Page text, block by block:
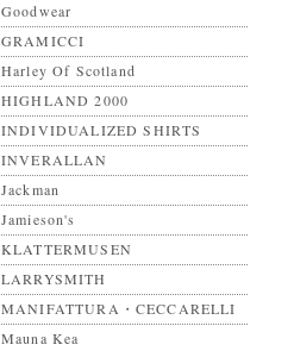
Goodwear
GRAMICCI
Harley Of Scotland
HIGHLAND 2000
INDIVIDUALIZED SHIRTS
INVERALLAN
Jackman
Jamieson's
KLATTERMUSEN
LARRYSMITH
MANIFATTURA・CECCARELLI
Mauna Kea